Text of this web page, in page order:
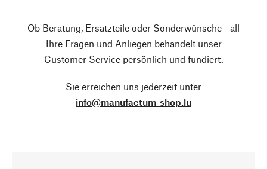
Ob Beratung, Ersatzteile oder Sonderwünsche - all
Ihre Fragen und Anliegen behandelt unser
Customer Service persönlich und fundiert.
Sie erreichen uns jederzeit unter
info@manufactum-shop.lu